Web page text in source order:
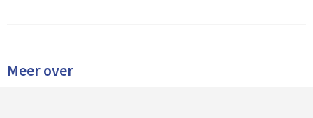
Meer over